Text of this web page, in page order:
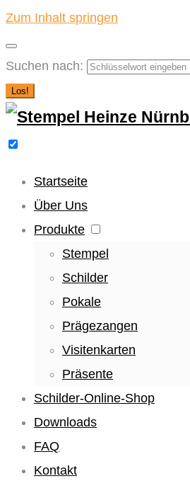
Zum Inhalt springen
Suchen nach:
Los!
Startseite
Über Uns
Produkte
Stempel
Schilder
Pokale
Prägezangen
Visitenkarten
Präsente
Schilder-Online-Shop
Downloads
FAQ
Kontakt